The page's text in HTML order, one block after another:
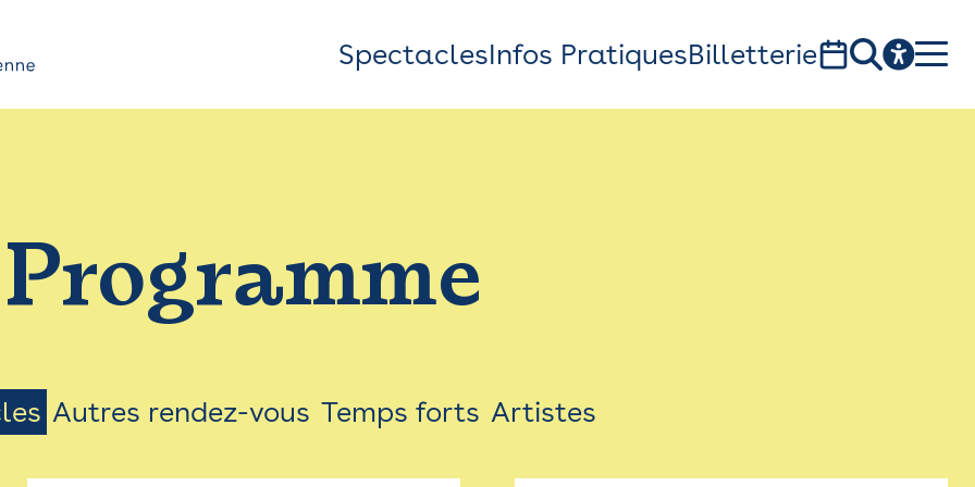
Top
Bar
Menu
SpectaclesInfos PratiquesBilletterie
1, av. du Chateau d'eau - 31300 Toulouse
Programme
Autres rendez-vous Temps forts Artistes